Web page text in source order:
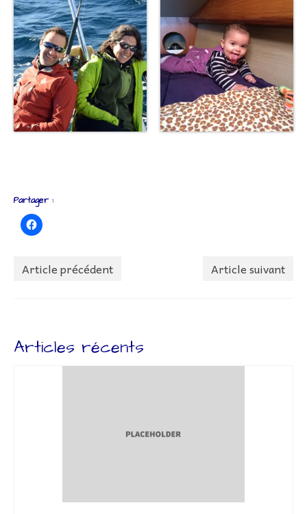
Partager :
Article précédent Article suivant
Articles récents